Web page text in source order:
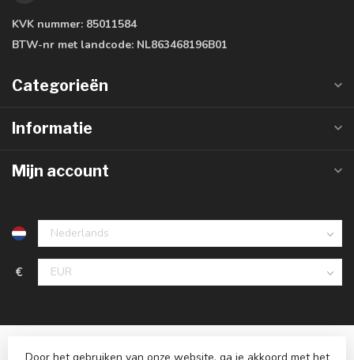
KVK nummer: 85011584
BTW-nr met landcode: NL863468196B01
Categorieën
Informatie
Mijn account
€